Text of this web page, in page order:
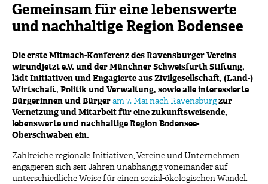
Gemeinsam für eine lebenswerte
und nachhaltige Region Bodensee
Die erste Mitmach-Konferenz des Ravensburger Vereins
wirundjetzt e.V. und der Münchner Schweisfurth Stiftung,
lädt Initiativen und Engagierte aus Zivilgesellschaft, (Land-)
Wirtschaft, Politik und Verwaltung, sowie alle interessierte
Bürgerinnen und Bürger am 7. Mai nach Ravensburgzur
Vernetzung und Mitarbeit für eine zukunftsweisende,
lebenswerte und nachhaltige Region Bodensee-
Oberschwaben ein.
Zahlreiche regionale Initiativen, Vereine und Unternehmen
engagieren sich seit Jahren unabhängig voneinander auf
unterschiedliche Weise für einen sozial-ökologischen Wandel.